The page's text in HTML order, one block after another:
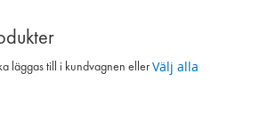
läggas till i kundvagnen eller Välj alla